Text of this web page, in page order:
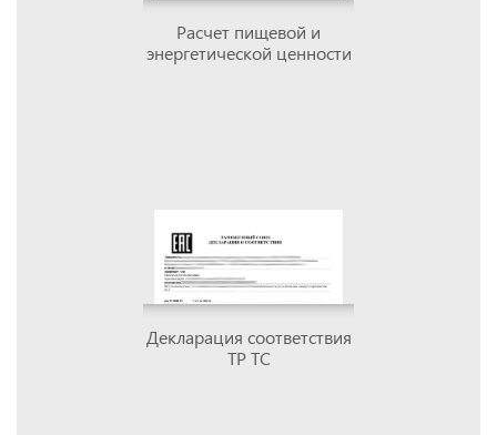
Расчет пищевой и
энергетической ценности
Декларация соответствия
ТР ТС